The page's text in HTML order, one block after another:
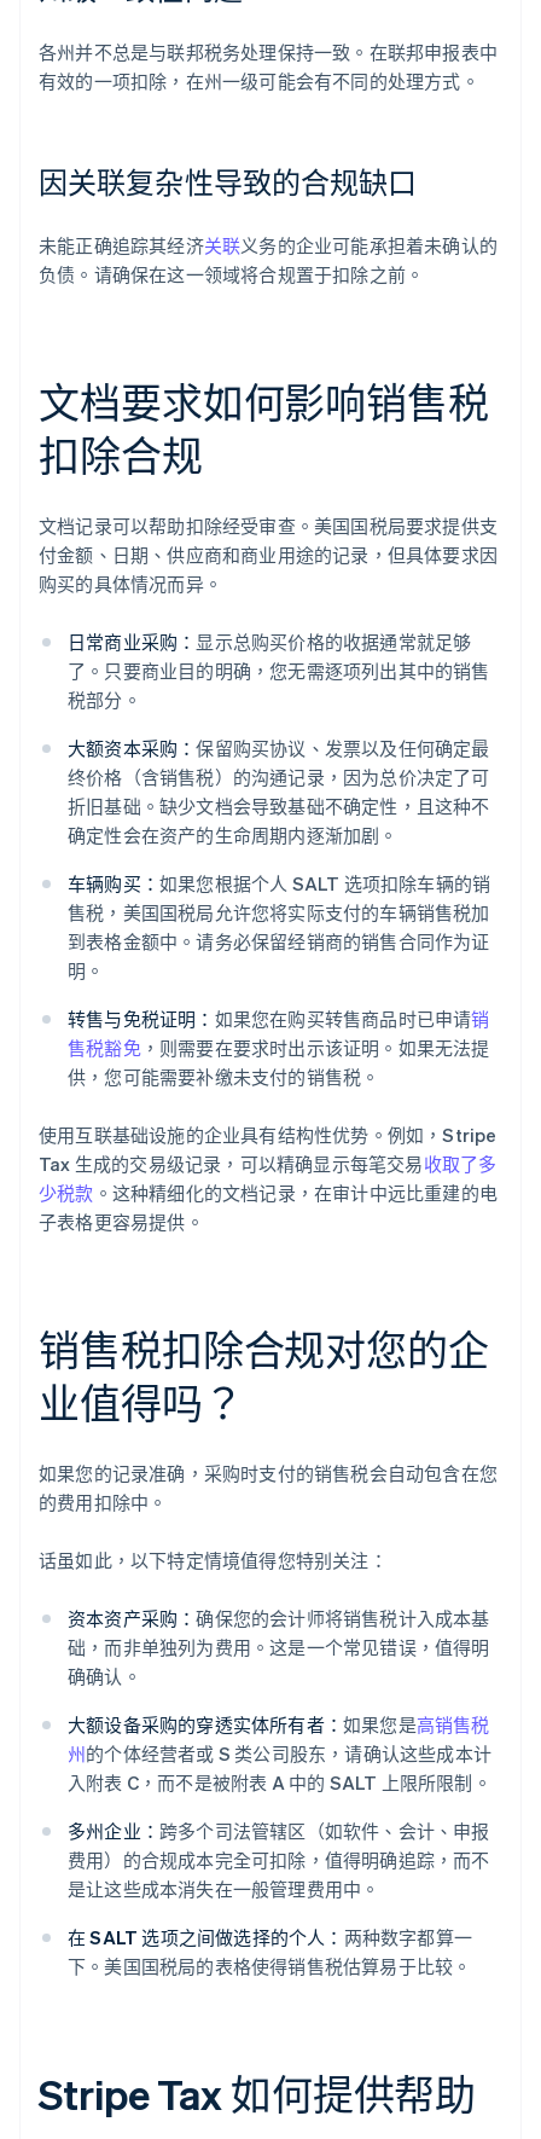
各州并不总是与联邦税务处理保持一致。在联邦申报表中
有效的一项扣除，在州一级可能会有不同的处理方式。
因关联复杂性导致的合规缺口
未能正确追踪其经济关联义务的企业可能承担着未确认的
负债。请确保在这一领域将合规置于扣除之前。
文档要求如何影响销售税
扣除合规
文档记录可以帮助扣除经受审查。美国国税局要求提供支
付金额、日期、供应商和商业用途的记录，但具体要求因
购买的具体情况而异。
日常商业采购： 显示总购买价格的收据通常就足够
了。只要商业目的明确，您无需逐项列出其中的销售
税部分。
大额资本采购：保留购买协议、发票以及任何确定最
终价格（含销售税）的沟通记录，因为总价决定了可
折旧基础。缺少文档会导致基础不确定性，且这种不
确定性会在资产的生命周期内逐渐加剧。
车辆购买： 如果您根据个人 SALT 选项扣除车辆的销
售税，美国国税局允许您将实际支付的车辆销售税加
到表格金额中。请务必保留经销商的销售合同作为证
明。
转售与免税证明： 如果您在购买转售商品时已申请销
售税豁免，则需要在要求时出示该证明。如果无法提
供，您可能需要补缴未支付的销售税。
使用互联基础设施的企业具有结构性优势。例如，Stripe
Tax 生成的交易级记录，可以精确显示每笔交易收取了多
少税款 。这种精细化的文档记录，在审计中远比重建的电
子表格更容易提供。
销售税扣除合规对您的企
业值得吗？
如果您的记录准确，采购时支付的销售税会自动包含在您
的费用扣除中。
话虽如此，以下特定情境值得您特别关注：
资本资产采购：确保您的会计师将销售税计入成本基
础，而非单独列为费用。这是一个常见错误，值得明
确确认。
大额设备采购的穿透实体所有者： 如果您是高销售税
州的个体经营者或 S 类公司股东，请确认这些成本计
入附表 C，而不是被附表 A 中的 SALT 上限所限制。
多州企业： 跨多个司法管辖区（如软件、会计、申报
费用）的合规成本完全可扣除，值得明确追踪，而不
是让这些成本消失在一般管理费用中。
在 SALT 选项之间做选择的个人： 两种数字都算一
下。美国国税局的表格使得销售税估算易于比较。
Stripe Tax 如何提供帮助